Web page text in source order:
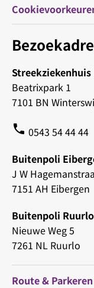
Beatrixpark 1
7101 BN
phone 0543 54 44 44
Buitenpoli
J W
7151 AH Eibergen
Buitenpoli
Nieuwe Weg 5
7261 NL Ruurlo
Route & Parkeren